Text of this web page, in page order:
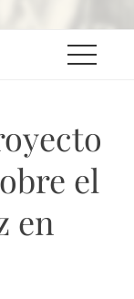
el
en